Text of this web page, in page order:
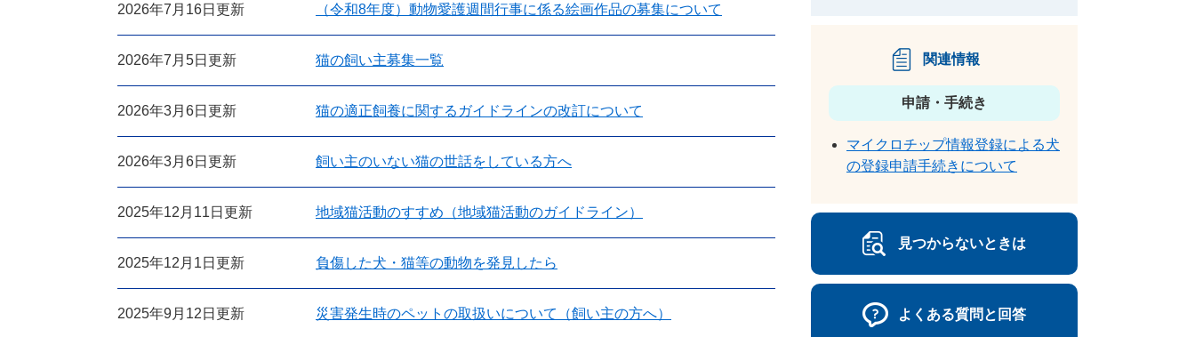
2026年7月16日更新 （令和8年度）動物愛護週間行事に係る絵画作品の募集について
2026年7月5日更新 猫の飼い主募集一覧
2026年3月6日更新 猫の適正飼養に関するガイドラインの改訂について
2026年3月6日更新 飼い主のいない猫の世話をしている方へ
2025年12月11日更新 地域猫活動のすすめ（地域猫活動のガイドライン）
2025年12月1日更新 負傷した犬・猫等の動物を発見したら
2025年9月12日更新 災害発生時のペットの取扱いについて（飼い主の方へ）
関連情報
申請・手続き
マイクロチップ情報登録による犬
の登録申請手続きについて
見つからないときは
よくある質問と回答